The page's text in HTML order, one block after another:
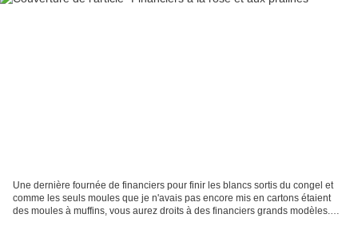
Une dernière fournée de financiers pour finir les blancs sortis du congel et
comme les seuls moules que je n'avais pas encore mis en cartons étaient
des moules à muffins, vous aurez droits à des financiers grands modèles.